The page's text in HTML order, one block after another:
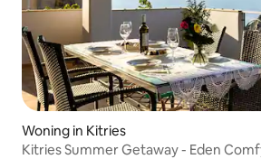
Woning in Kitries
Kitries Summer Getaway - Eden